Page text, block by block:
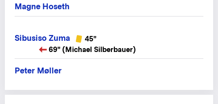
Magne Hoseth
Sibusiso Zuma
45"
69" (Michael Silberbauer)
Peter Møller